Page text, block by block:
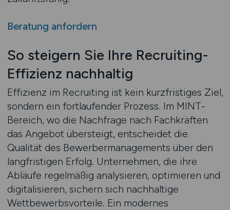
Beratung anfordern
So steigern Sie Ihre Recruiting-
Effizienz nachhaltig
Effizienz im Recruiting ist kein kurzfristiges Ziel,
sondern ein fortlaufender Prozess. Im MINT-
Bereich, wo die Nachfrage nach Fachkräften
das Angebot übersteigt, entscheidet die
Qualität des Bewerbermanagements über den
langfristigen Erfolg. Unternehmen, die ihre
Abläufe regelmäßig analysieren, optimieren und
digitalisieren, sichern sich nachhaltige
Wettbewerbsvorteile. Ein modernes